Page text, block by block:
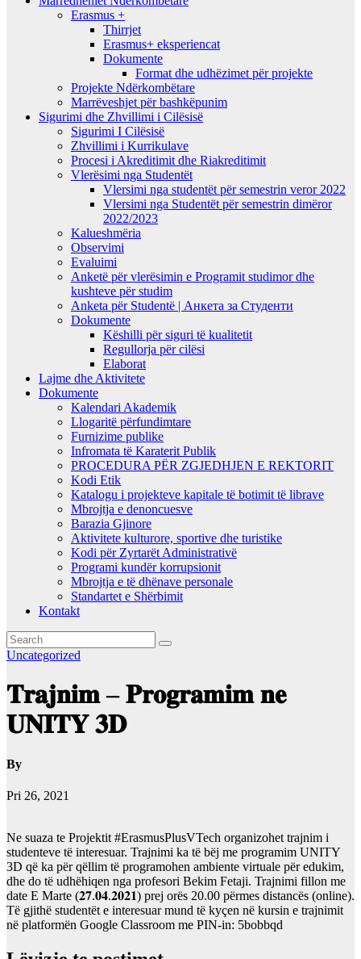
Erasmus +
Thirrjet
Erasmus+ eksperiencat
Dokumente
Format dhe udhëzimet për projekte
Projekte Ndërkombëtare
Marrëveshjet për bashkëpunim
Sigurimi dhe Zhvillimi i Cilësisë
Sigurimi I Cilësisë
Zhvillimi i Kurrikulave
Procesi i Akreditimit dhe Riakreditimit
Vlerësimi nga Studentët
Vlersimi nga studentët për semestrin veror 2022
Vlersimi nga Studentët për semestrin dimëror
2022/2023
Kalueshmëria
Observimi
Evaluimi
Anketë për vlerësimin e Programit studimor dhe
kushteve për studim
Anketa për Studentë | Анкета за Студенти
Dokumente
Këshilli për siguri të kualitetit
Regullorja për cilësi
Elaborat
Lajme dhe Aktivitete
Dokumente
Kalendari Akademik
Llogaritë përfundimtare
Furnizime publike
Infromata të Karaterit Publik
PROCEDURA PËR ZGJEDHJEN E REKTORIT
Kodi Etik
Katalogu i projekteve kapitale të botimit të librave
Mbrojtja e denoncuesve
Barazia Gjinore
Aktivitete kulturore, sportive dhe turistike
Kodi për Zyrtarët Administrativë
Programi kundër korrupsionit
Mbrojtja e të dhënave personale
Standartet e Shërbimit
Kontakt
Uncategorized
𝐓𝐫𝐚𝐣𝐧𝐢𝐦 – 𝐏𝐫𝐨𝐠𝐫𝐚𝐦𝐢𝐦 𝐧𝐞
𝐔𝐍𝐈𝐓𝐘 𝟑𝐃
By
Pri 26, 2021
Ne suaza te Projektit #ErasmusPlusVTech organizohet trajnim i
studenteve të interesuar. Trajnimi ka të bëj me programim UNITY
3D që ka për qëllim të programohen ambiente virtuale për edukim,
dhe do të udhëhiqen nga profesori Bekim Fetaji. Trajnimi fillon me
date E Marte (𝟐𝟕.𝟎𝟒.𝟐𝟎𝟐𝟏) prej orës 20.00 përmes distancës (online).
Të gjithë studentët e interesuar mund të kyçen në kursin e trajnimit
në platformën Google Classroom me PIN-in: 5bobbqd